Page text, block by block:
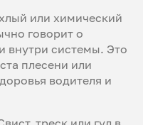
или химический
говорит о
внутри системы. Это
плесени или
водителя и